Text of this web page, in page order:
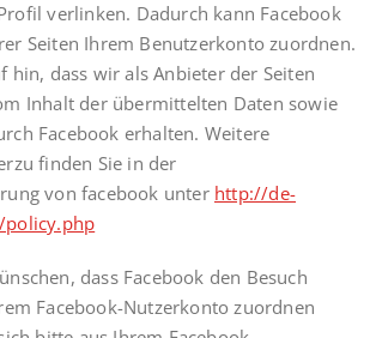
verlinken. Dadurch kann Facebook
Seiten Ihrem Benutzerkonto zuordnen.
hin, dass wir als Anbieter der Seiten
Inhalt der übermittelten Daten sowie
Facebook erhalten. Weitere
finden Sie in der
von facebook unter http://de-
policy.php
dass Facebook den Besuch
Facebook-Nutzerkonto zuordnen